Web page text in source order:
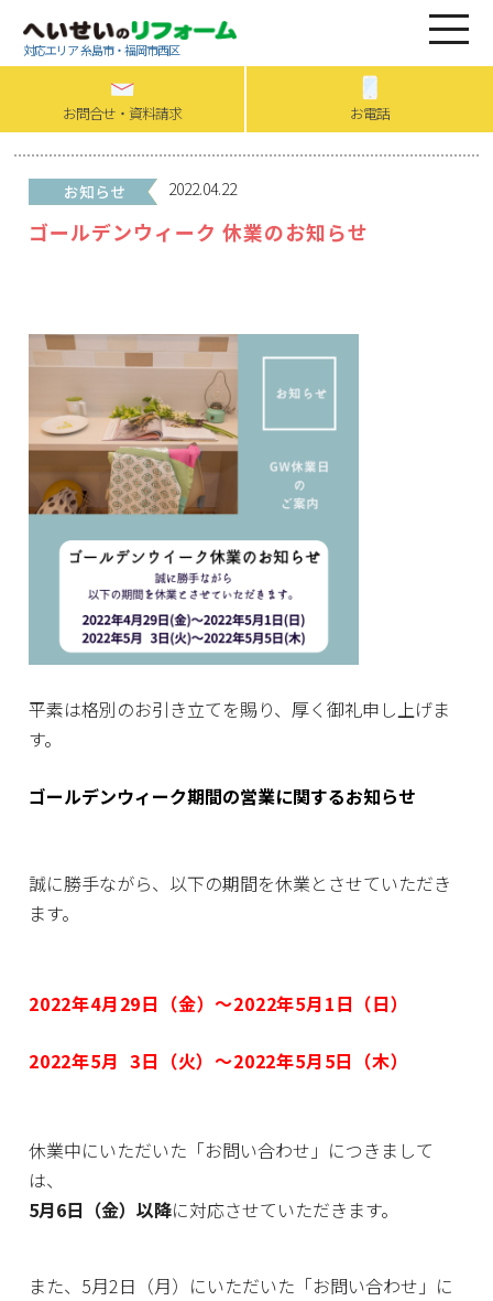
対応エリア 糸島市・福岡市西区
お問合せ・資料請求 お電話
2022.04.22
ゴールデンウィーク 休業のお知らせ
平素は格別のお引き立てを賜り、厚く御礼申し上げま
す。
ゴールデンウィーク期間の営業に関するお知らせ
誠に勝手ながら、以下の期間を休業とさせていただき
ます。
2022年4月29日（金）～2022年5月1日（日）
2022年5月 3日（火）～2022年5月5日（木）
休業中にいただいた「お問い合わせ」につきまして
は、
5月6日（金）以降に対応させていただきます。
また、5月2日（月）にいただいた「お問い合わせ」に